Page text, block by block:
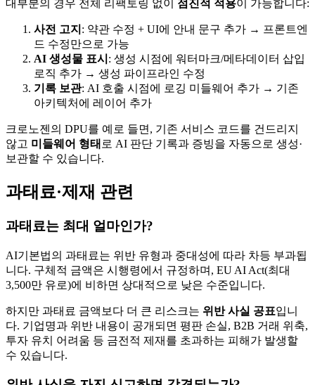
대부분의 경우 전체 리팩토링 없이 점진적 적용이 가능합니다:
사전 고지 : 약관 수정 + UI에 안내 문구 추가 → 프론트엔
드 수정만으로 가능
AI 생성물 표시 : 생성 시점에 워터마크/메타데이터 삽입
로직 추가 → 생성 파이프라인 수정
기록 보관: AI 호출 시점에 로깅 미들웨어 추가 → 기존
아키텍처에 레이어 추가
크로노젠의 DPU를 예로 들면, 기존 서비스 코드를 건드리지
않고 미들웨어 형태 로 AI 판단 기록과 증빙을 자동으로 생성·
보관할 수 있습니다.
과태료·제재 관련
과태료는 최대 얼마인가?
AI기본법의 과태료는 위반 유형과 중대성에 따라 차등 부과됩
니다. 구체적 금액은 시행령에서 규정하며, EU AI Act(최대
3,500만 유로)에 비하면 상대적으로 낮은 수준입니다.
하지만 과태료 금액보다 더 큰 리스크는 위반 사실 공표입니
다. 기업명과 위반 내용이 공개되면 평판 손실, B2B 거래 위축,
투자 유치 어려움 등 금전적 제재를 초과하는 피해가 발생할
수 있습니다.